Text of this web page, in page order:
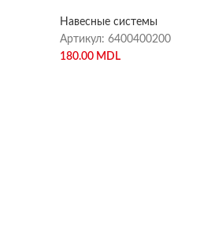
Навесные системы
Артикул: 6400400200
180.00 MDL